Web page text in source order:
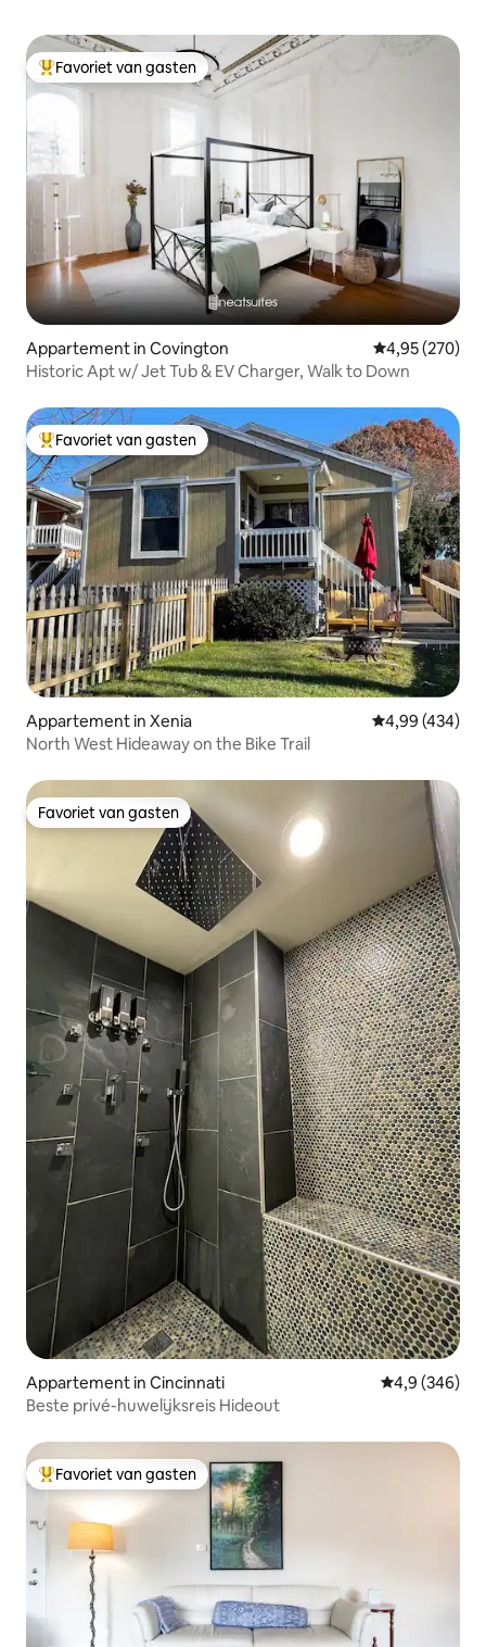
Topfavoriet van gasten
Favoriet van gasten
Appartement in Covington Gemiddelde
4,95 (270)
Historic Apt w/ Jet Tub & EV Charger, Walk to Down
Topfavoriet van gasten
Favoriet van gasten
Appartement in Xenia Gemiddelde
4,99 (434)
North West Hideaway on the Bike Trail
Favoriet van gasten
Favoriet van gasten
Appartement in Cincinnati Gemiddelde
4,9 (346)
Beste privé-huwelijksreis Hideout
Topfavoriet van gasten
Favoriet van gasten